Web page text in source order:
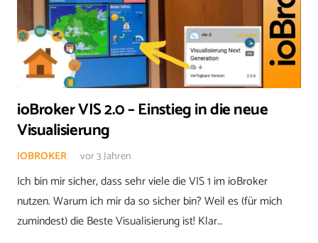
ioBroker VIS 2.0 – Einstieg in die neue
Visualisierung
IOBROKER vor 3 Jahren
Ich bin mir sicher, dass sehr viele die VIS 1 im ioBroker
nutzen. Warum ich mir da so sicher bin? Weil es (für mich
zumindest) die Beste Visualisierung ist! Klar…